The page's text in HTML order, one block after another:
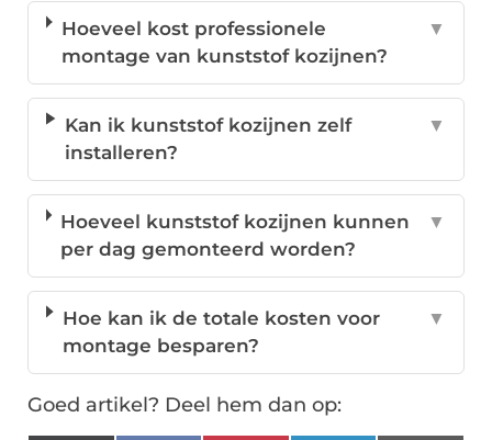
Hoeveel kost professionele
montage van kunststof kozijnen?
▼
Kan ik kunststof kozijnen zelf
installeren?
▼
Hoeveel kunststof kozijnen kunnen
per dag gemonteerd worden?
▼
Hoe kan ik de totale kosten voor
montage besparen?
▼
Goed artikel? Deel hem dan op: